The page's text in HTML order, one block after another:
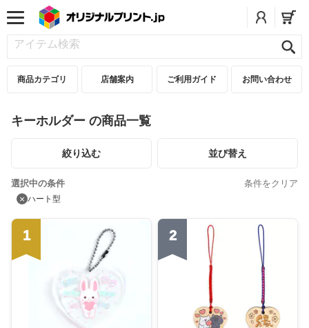
商品カテゴリ 店舗案内 ご利用ガイド お問い合わせ
キーホルダー の商品一覧
絞り込む 並び替え
選択中の条件 条件をクリア
× ハート型
1 2